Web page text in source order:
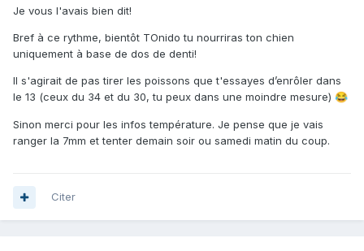
Je vous l'avais bien dit!
Bref à ce rythme, bientôt TOnido tu nourriras ton chien
uniquement à base de dos de denti!
Il s'agirait de pas tirer les poissons que t'essayes d’enrôler dans
le 13 (ceux du 34 et du 30, tu peux dans une moindre mesure) 😂
Sinon merci pour les infos température. Je pense que je vais
ranger la 7mm et tenter demain soir ou samedi matin du coup.
Citer